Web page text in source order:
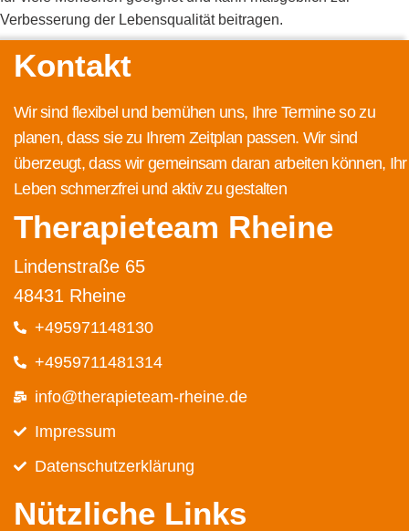
Verbesserung der Lebensqualität beitragen.
Kontakt
Wir sind flexibel und bemühen uns, Ihre Termine so zu
planen, dass sie zu Ihrem Zeitplan passen. Wir sind
überzeugt, dass wir gemeinsam daran arbeiten können, Ihr
Leben schmerzfrei und aktiv zu gestalten
Therapieteam Rheine
Lindenstraße 65
48431 Rheine
+495971148130
+4959711481314
info@therapieteam-rheine.de
Impressum
Datenschutz­erklärung
Nützliche Links